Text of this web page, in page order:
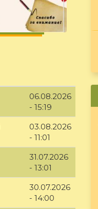
06.08.2026
- 15:19
03.08.2026
- 11:01
31.07.2026
- 13:01
30.07.2026
- 14:00